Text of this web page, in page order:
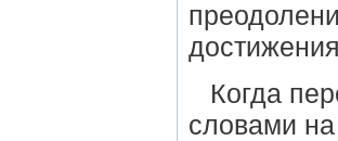
Когда
словами на